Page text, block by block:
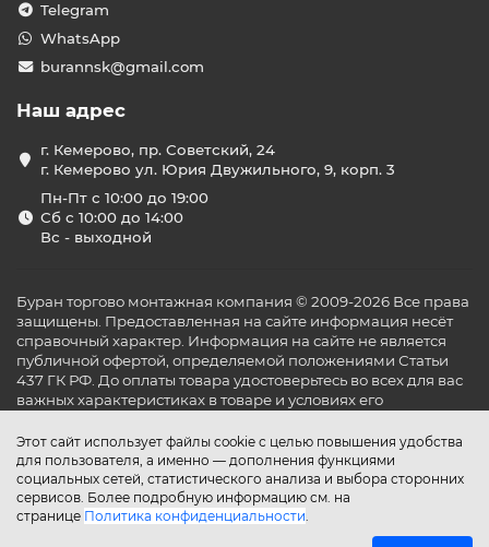
Этот сайт использует файлы cookie с целью повышения удобства
для пользователя, а именно — дополнения функциями
социальных сетей, статистического анализа и выбора сторонних
сервисов. Более подробную информацию см. на
странице Политика конфиденциальности.
Telegram
WhatsApp
burannsk@gmail.com
Наш адрес
г. Кемерово, пр. Советский, 24
г. Кемерово ул. Юрия Двужильного, 9, корп. 3
Пн-Пт с 10:00 до 19:00
Сб с 10:00 до 14:00
Вс - выходной
Буран торгово монтажная компания © 2009-2026 Все права
защищены. Предоставленная на сайте информация несёт
справочный характер. Информация на сайте не является
публичной офертой, определяемой положениями Статьи
437 ГК РФ. До оплаты товара удостоверьтесь во всех для вас
важных характеристиках в товаре и условиях его